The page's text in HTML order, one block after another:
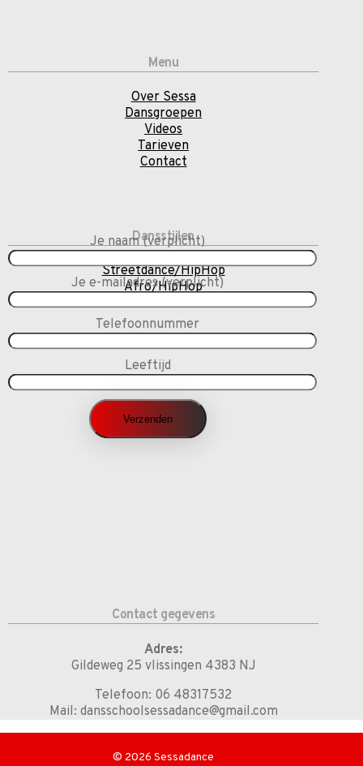
Menu
Over Sessa
Dansgroepen
Videos
Tarieven
Contact
Dansstijlen
Streetdance/HipHop
Afro/HipHop
Je naam (verplicht)
Je e-mailadres (verplicht)
Telefoonnummer
Leeftijd
Contact gegevens
Adres:
Gildeweg 25 vlissingen 4383 NJ
Telefoon: 06 48317532
Mail: dansschoolsessadance@gmail.com
© 2026 Sessadance